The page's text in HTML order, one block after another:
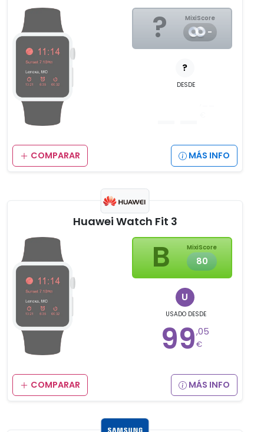
? MixiScore
-
?
DESDE
COMPARAR MÁS INFO
Huawei Watch Fit 3
B MixiScore
80
U
USADO DESDE
99,05
€
COMPARAR MÁS INFO